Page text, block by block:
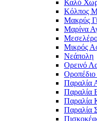
Καλό
Κόλπος
Μακρύς
Μαρίνα
Μικρός
Νεάπολη
Ορεινό
Οροπέδιο
Παραλία
Παραλία
Παραλία
Παραλία